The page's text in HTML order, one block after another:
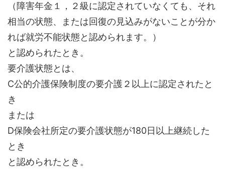
（障害年金１，２級に認定されていなくても、それ
相当の状態、または回復の見込みがないことが分か
れば就労不能状態と認められます。）
と認められたとき。
要介護状態とは、
C公的介護保険制度の要介護２以上に認定されたと
き
または
D保険会社所定の要介護状態が180日以上継続した
とき
と認められたとき。